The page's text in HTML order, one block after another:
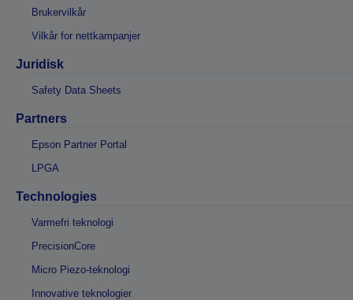
Brukervilkår
Vilkår for nettkampanjer
Juridisk
Safety Data Sheets
Partners
Epson Partner Portal
LPGA
Technologies
Varmefri teknologi
PrecisionCore
Micro Piezo-teknologi
Innovative teknologier